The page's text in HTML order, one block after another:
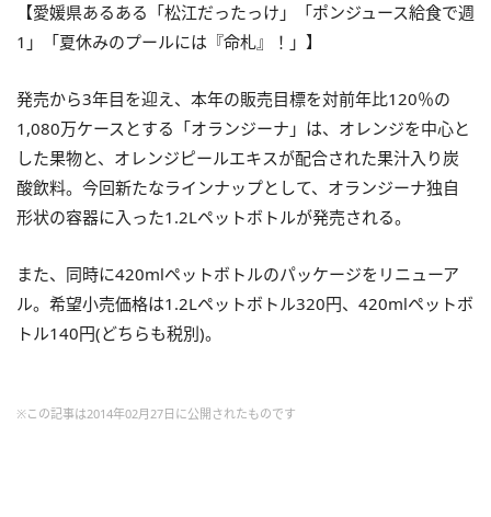
【愛媛県あるある「松江だったっけ」「ポンジュース給食で週
1」「夏休みのプールには『命札』！」】
発売から3年目を迎え、本年の販売目標を対前年比120％の
1,080万ケースとする「オランジーナ」は、オレンジを中心と
した果物と、オレンジピールエキスが配合された果汁入り炭
酸飲料。今回新たなラインナップとして、オランジーナ独自
形状の容器に入った1.2Lペットボトルが発売される。
また、同時に420mlペットボトルのパッケージをリニューア
ル。希望小売価格は1.2Lペットボトル320円、420mlペットボ
トル140円(どちらも税別)。
※この記事は2014年02月27日に公開されたものです